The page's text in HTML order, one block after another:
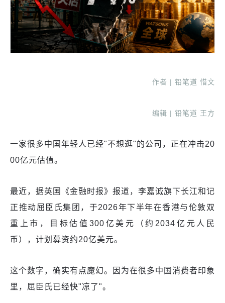
作者 | 铅笔道 惜文
编辑 | 铅笔道 王方
一家很多中国年轻人已经"不想逛"的公司，正在冲击20
00亿元估值。
最近，据英国《金融时报》报道，李嘉诚旗下长江和记
正推动屈臣氏集团，于2026年下半年在香港与伦敦双
重上市，目标估值300亿美元（约2034亿元人民
币），计划募资约20亿美元。
这个数字，确实有点魔幻。因为在很多中国消费者印象
里，屈臣氏已经快"凉了"。